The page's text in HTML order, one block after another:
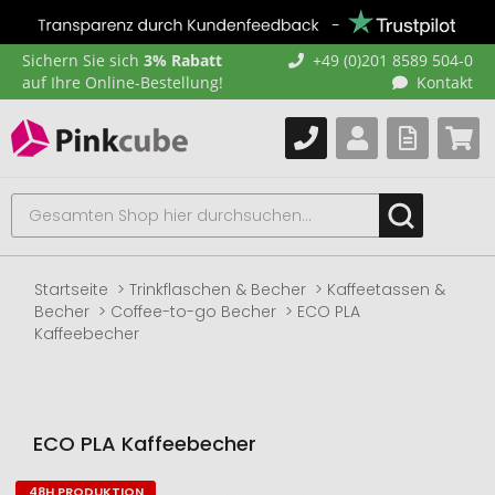
Sichern Sie sich 3% Rabatt
auf Ihre Online-Bestellung!
+49 (0)201 8589 504-0
Kontakt
Startseite Trinkflaschen & Becher
Kaffeetassen &
Becher
Coffee-to-go Becher
ECO PLA
Kaffeebecher
ECO PLA Kaffeebecher
48H PRODUKTION